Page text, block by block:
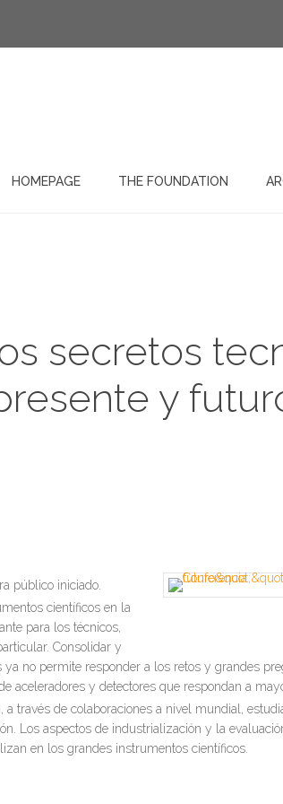
HOMEPAGE THE FOUNDATION
secretos
y
público iniciado.
científicos en la
para los técnicos,
Consolidar y
no permite responder a los retos y grandes
aceleradores y detectores que respondan a
a través de colaboraciones a nivel mundial,
Los aspectos de industrialización y la
en los grandes instrumentos científicos.